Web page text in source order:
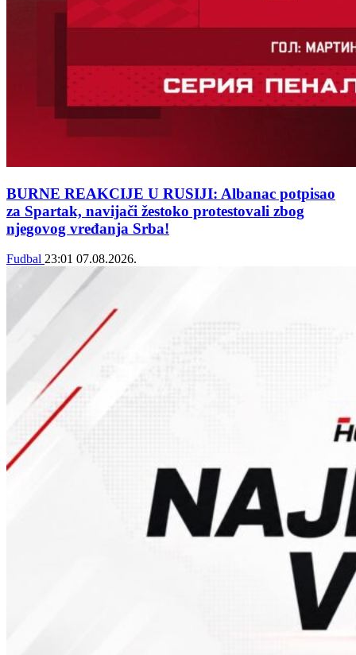
BURNE REAKCIJE U RUSIJI: Albanac potpisao
za Spartak, navijači žestoko protestovali zbog
njegovog vređanja Srba!
Fudbal 23:01 07.08.2026.